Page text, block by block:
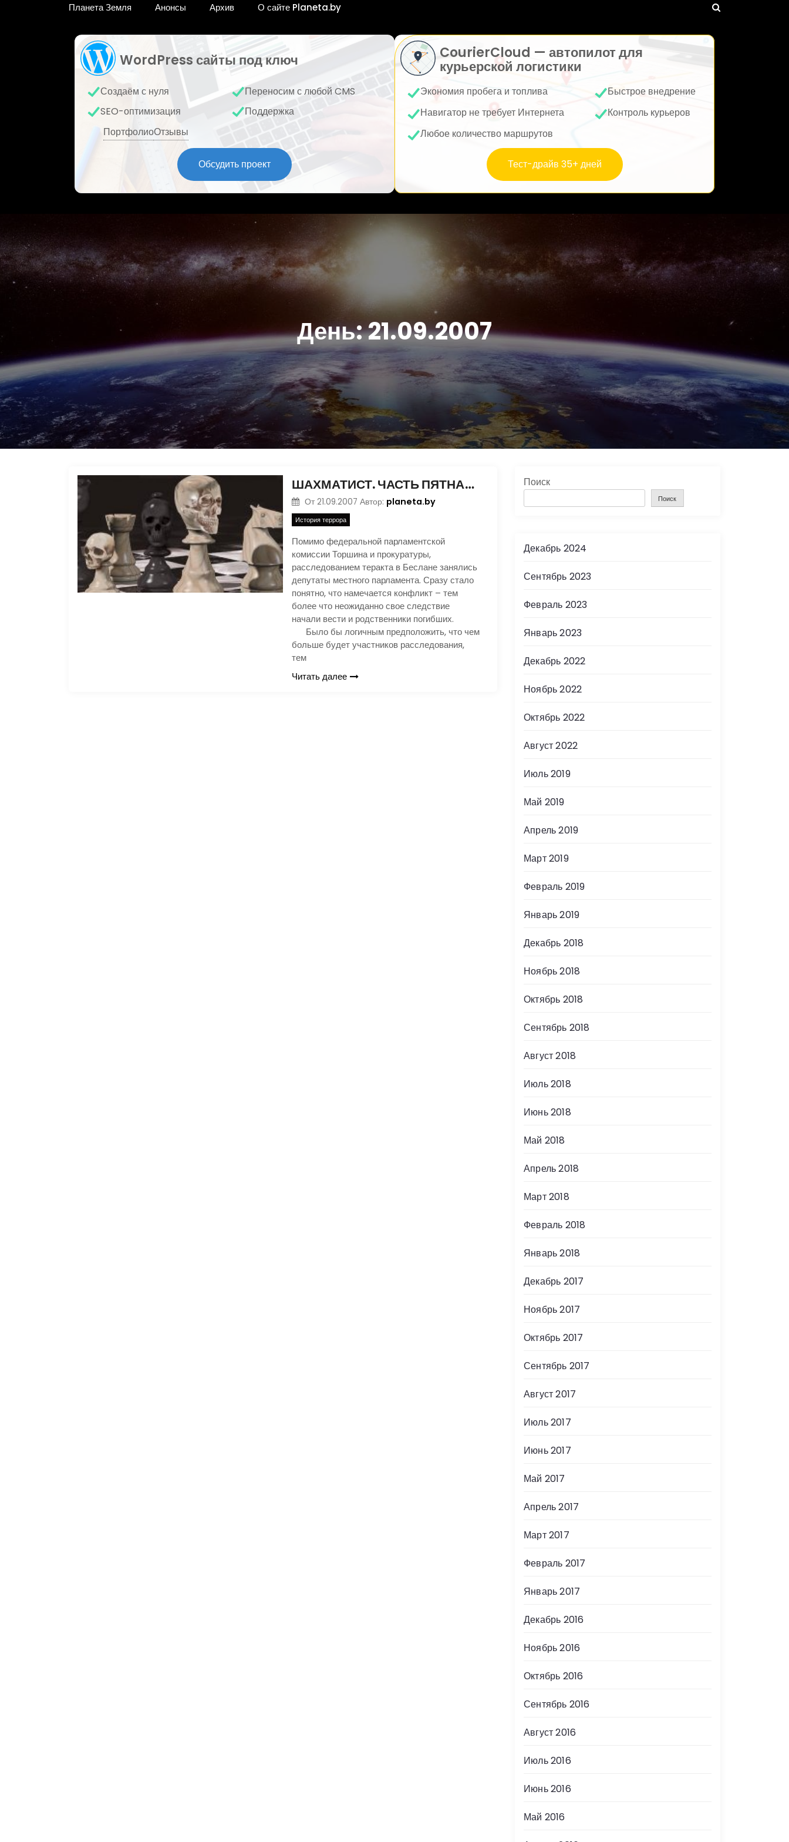
Планета Земля Анонсы Архив О сайте Planeta.by
WordPress сайты под ключ
Создаём с нуля
Переносим с любой CMS
SEO-оптимизация
Поддержка
ПортфолиоОтзывы
Обсудить проект
CourierCloud — автопилот для
курьерской логистики
Экономия пробега и топлива
Быстрое внедрение
Навигатор не требует Интернета
Контроль курьеров
Любое количество маршрутов
Тест-драйв 35+ дней
День:21.09.2007
ШАХМАТИСТ. ЧАСТЬ ПЯТНАДЦАТАЯ
От 21.09.2007 Автор: planeta.by
История террора
Помимо федеральной парламентской
комиссии Торшина и прокуратуры,
расследованием теракта в Беслане занялись
депутаты местного парламента. Сразу стало
понятно, что намечается конфликт – тем
более что неожиданно свое следствие
начали вести и родственники погибших.
Было бы логичным предположить, что чем
больше будет участников расследования,
тем
Читать далее
Поиск
Поиск
Декабрь 2024
Сентябрь 2023
Февраль 2023
Январь 2023
Декабрь 2022
Ноябрь 2022
Октябрь 2022
Август 2022
Июль 2019
Май 2019
Апрель 2019
Март 2019
Февраль 2019
Январь 2019
Декабрь 2018
Ноябрь 2018
Октябрь 2018
Сентябрь 2018
Август 2018
Июль 2018
Июнь 2018
Май 2018
Апрель 2018
Март 2018
Февраль 2018
Январь 2018
Декабрь 2017
Ноябрь 2017
Октябрь 2017
Сентябрь 2017
Август 2017
Июль 2017
Июнь 2017
Май 2017
Апрель 2017
Март 2017
Февраль 2017
Январь 2017
Декабрь 2016
Ноябрь 2016
Октябрь 2016
Сентябрь 2016
Август 2016
Июль 2016
Июнь 2016
Май 2016